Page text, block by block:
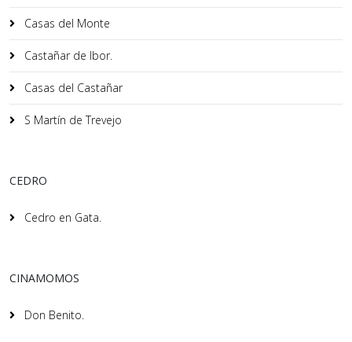
Casas del Monte
Castañar de Ibor.
Casas del Castañar
S Martín de Trevejo
CEDRO
Cedro en Gata.
CINAMOMOS
Don Benito.